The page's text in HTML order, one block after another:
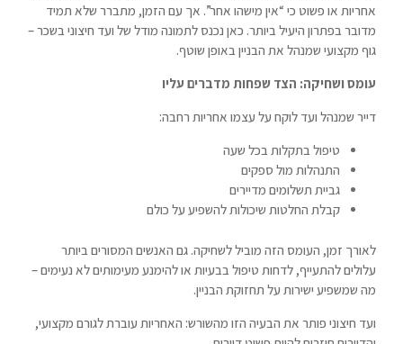
אחריות או פשוט כי “אין מישהו אחר”. אך עם הזמן, מתברר שלא תמיד
מדובר בפתרון היעיל ביותר. כאן נכנס לתמונה מודל של ועד חיצוני בשכר –
גוף מקצועי שמנהל את הבניין באופן שוטף.
עומס ושחיקה: הצד שפחות מדברים עליו
דייר שמנהל ועד לוקח על עצמו אחריות רחבה:
טיפול בתקלות בכל שעה
התנהלות מול ספקים
גביית תשלומים מדיירים
קבלת החלטות שיכולות להשפיע על כולם
לאורך זמן, העומס הזה מוביל לשחיקה. גם האנשים המסורים ביותר
עלולים להתעייף, לדחות טיפול בבעיות או להימנע מעימותים לא נעימים –
מה שמשפיע ישירות על תחזוקת הבניין.
ועד חיצוני פותר את הבעיה הזו מהשורש: האחריות עוברת לגורם מקצועי,